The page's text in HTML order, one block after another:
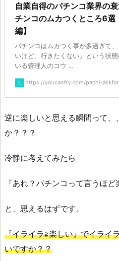
自業自得のパチンコ業界の
チンコのムカつくところ6
編】
パチンコはムカつく事が多過ぎて
いけど、行きたくない』という状
いる管理人のコウ ...
https://youcanfry.com/pachi-
逆に楽しいと思える瞬間って、
か？？？
冷静に考えてみたら
『あれ？パチンコって言うほど
と、思えるはずです。
『イライラ≧楽しい』でイライ
いですか？？